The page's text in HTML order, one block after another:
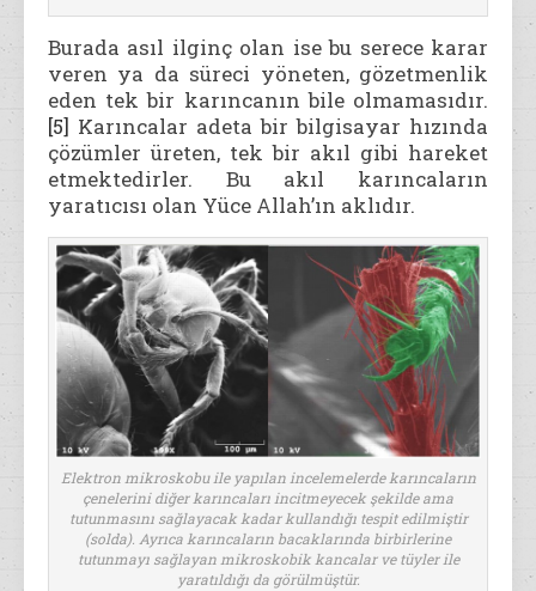
Burada asıl ilginç olan ise bu serece karar
veren ya da süreci yöneten, gözetmenlik
eden tek bir karıncanın bile olmamasıdır.
[5] Karıncalar adeta bir bilgisayar hızında
çözümler üreten, tek bir akıl gibi hareket
etmektedirler. Bu akıl karıncaların
yaratıcısı olan Yüce Allah’ın aklıdır.
Elektron mikroskobu ile yapılan incelemelerde karıncaların
çenelerini diğer karıncaları incitmeyecek şekilde ama
tutunmasını sağlayacak kadar kullandığı tespit edilmiştir
(solda). Ayrıca karıncaların bacaklarında birbirlerine
tutunmayı sağlayan mikroskobik kancalar ve tüyler ile
yaratıldığı da görülmüştür.